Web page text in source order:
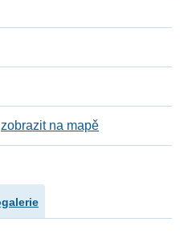
zobrazit na mapě